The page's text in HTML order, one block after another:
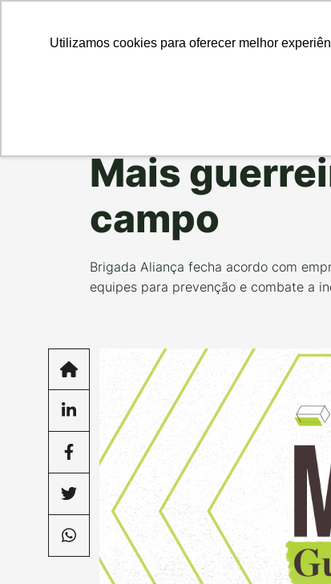
Utilizamos cookies para oferecer melhor
Mais
campo
Brigada Aliança fecha acordo com
equipes para prevenção e combate a